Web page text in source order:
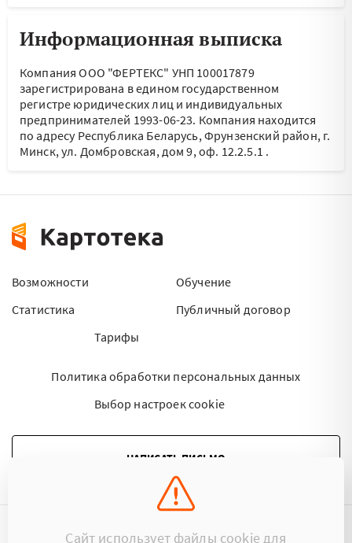
Информационная выписка
Компания ООО "ФЕРТЕКС" УНП 100017879
зарегистрирована в едином государственном
регистре юридических лиц и индивидуальных
предпринимателей 1993-06-23. Компания находится
по адресу Республика Беларусь, Фрунзенский район, г.
Минск, ул. Домбровская, дом 9, оф. 12.2.5.1 .
Возможности
Статистика
Тарифы
Обучение
Публичный договор
Политика обработки персональных данных
Выбор настроек cookie
НАПИСАТЬ ПИСЬМО
©2015 - 2026 Kartoteka.by Все права защищены.
Сайт использует файлы cookie для